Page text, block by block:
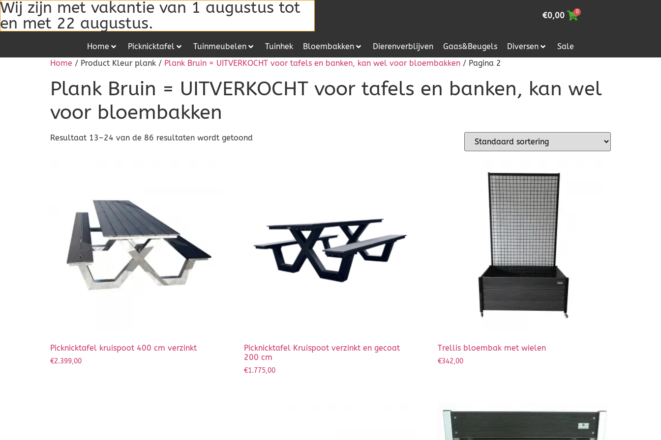
€0,00 0
Home Picknicktafel Tuinmeubelen Tuinhek Bloembakken Dierenverblijven Gaas&Beugels Diversen
Sale
Home / Product Kleur plank / Plank Bruin = UITVERKOCHT voor tafels en banken, kan wel voor bloembakken / Pagina 2
Plank Bruin = UITVERKOCHT voor tafels en banken, kan wel
voor bloembakken
Resultaat 13–24 van de 86 resultaten wordt getoond
Picknicktafel kruispoot 400 cm verzinkt
€2.399,00
Picknicktafel Kruispoot verzinkt en gecoat
200 cm
€1.775,00
Trellis bloembak met wielen
€342,00
Wij zijn met vakantie van 1 augustus tot
en met 22 augustus.